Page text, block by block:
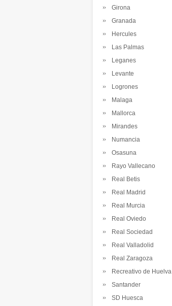
Girona
Granada
Hercules
Las Palmas
Leganes
Levante
Logrones
Malaga
Mallorca
Mirandes
Numancia
Osasuna
Rayo Vallecano
Real Betis
Real Madrid
Real Murcia
Real Oviedo
Real Sociedad
Real Valladolid
Real Zaragoza
Recreativo de Huelva
Santander
SD Huesca